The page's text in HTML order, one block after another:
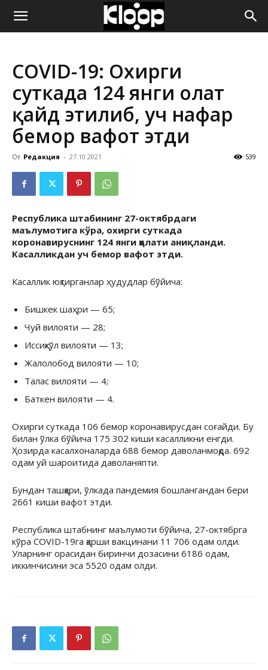
ҚИРҒИЗИСТОН
ЯНГИЛИКЛАРИ
COVID-19: Охирги
суткада 124 янги ҳолат
қайд этилиб, уч нафар
бемор вафот этди
От Редакция - 27.10.2021 539
Республика штабининг 27-октябрдаги
маълумотига кўра, охирги суткада
коронавируснинг 124 янги ҳолати аниқланди.
Касалликдан уч бемор вафот этди.
Касаллик юқтирганлар ҳудудлар бўйича:
Бишкек шаҳри — 65;
Чуй вилояти — 28;
Иссиқкўл вилояти — 13;
Жалолобод вилояти — 10;
Талас вилояти — 4;
Баткен вилояти — 4.
Охирги суткада 106 бемор коронавирусдан соғайди. Бу
билан ўлка бўйича 175 302 киши касалликни енгди.
Ҳозирда касалхоналарда 688 бемор даволанмоқда. 692
одам уй шароитида даволаняпти.
Бундан ташқари, ўлкада пандемия бошлангандан бери
2661 киши вафот этди.
Республика штабнинг маълумоти бўйича, 27-октябрга
кўра COVID-19га қарши вакцинани 11 706 одам олди.
Уларнинг орасидан биринчи дозасини 6186 одам,
иккинчисини эса 5520 одам олди.